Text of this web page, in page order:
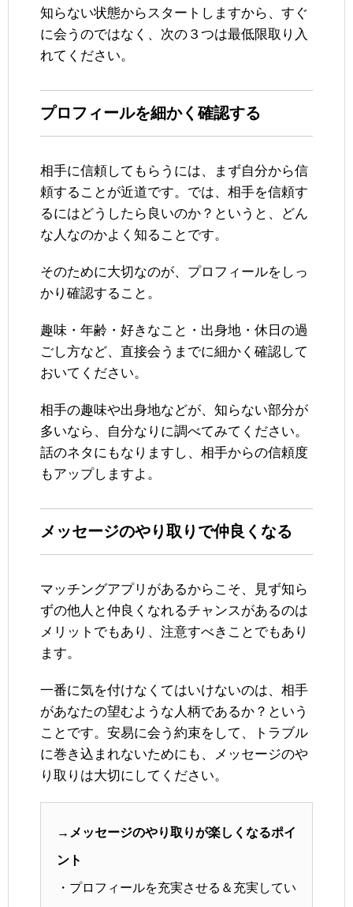
知らない状態からスタートしますから、すぐ
に会うのではなく、次の３つは最低限取り入
れてください。
プロフィールを細かく確認する
相手に信頼してもらうには、まず自分から信
頼することが近道です。では、相手を信頼す
るにはどうしたら良いのか？というと、どん
な人なのかよく知ることです。
そのために大切なのが、プロフィールをしっ
かり確認すること。
趣味・年齢・好きなこと・出身地・休日の過
ごし方など、直接会うまでに細かく確認して
おいてください。
相手の趣味や出身地などが、知らない部分が
多いなら、自分なりに調べてみてください。
話のネタにもなりますし、相手からの信頼度
もアップしますよ。
メッセージのやり取りで仲良くなる
マッチングアプリがあるからこそ、見ず知ら
ずの他人と仲良くなれるチャンスがあるのは
メリットでもあり、注意すべきことでもあり
ます。
一番に気を付けなくてはいけないのは、相手
があなたの望むような人柄であるか？という
ことです。安易に会う約束をして、トラブル
に巻き込まれないためにも、メッセージのや
り取りは大切にしてください。
→メッセージのやり取りが楽しくなるポイ
ント
・プロフィールを充実させる＆充実してい